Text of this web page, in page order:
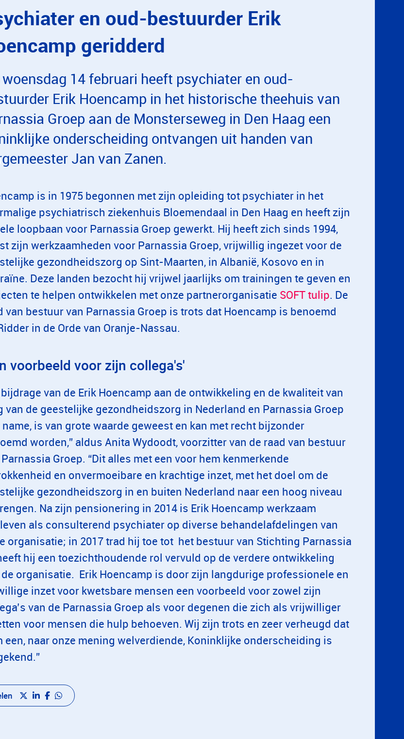
en oud-bestuurder Erik
geridderd
woensdag 14 februari heeft psychiater en oud-
Erik Hoencamp in het historische theehuis van
Groep aan de Monsterseweg in Den Haag een
onderscheiding ontvangen uit handen van
Jan van Zanen.
is in 1975 begonnen met zijn opleiding tot psychiater in het
psychiatrisch ziekenhuis Bloemendaal in Den Haag en heeft zijn
loopbaan voor Parnassia Groep gewerkt. Hij heeft zich sinds 1994,
zijn werkzaamheden voor Parnassia Groep, vrijwillig ingezet voor de
gezondheidszorg op Sint-Maarten, in Albanië, Kosovo en in
Deze landen bezocht hij vrijwel jaarlijks om trainingen te geven en
te helpen ontwikkelen met onze partnerorganisatie SOFT tulip. De
van bestuur van Parnassia Groep is trots dat Hoencamp is benoemd
in de Orde van Oranje-Nassau.
voorbeeld voor zijn collega's'
bijdrage van de Erik Hoencamp aan de ontwikkeling en de kwaliteit van
van de geestelijke gezondheidszorg in Nederland en Parnassia Groep
name, is van grote waarde geweest en kan met recht bijzonder
worden,” aldus Anita Wydoodt, voorzitter van de raad van bestuur
Groep. “Dit alles met een voor hem kenmerkende
en onvermoeibare en krachtige inzet, met het doel om de
gezondheidszorg in en buiten Nederland naar een hoog niveau
Na zijn pensionering in 2014 is Erik Hoencamp werkzaam
als consulterend psychiater op diverse behandelafdelingen van
organisatie; in 2017 trad hij toe tot het bestuur van Stichting Parnassia
hij een toezichthoudende rol vervuld op de verdere ontwikkeling
organisatie. Erik Hoencamp is door zijn langdurige professionele en
inzet voor kwetsbare mensen een voorbeeld voor zowel zijn
van de Parnassia Groep als voor degenen die zich als vrijwilliger
voor mensen die hulp behoeven. Wij zijn trots en zeer verheugd dat
een, naar onze mening welverdiende, Koninklijke onderscheiding is